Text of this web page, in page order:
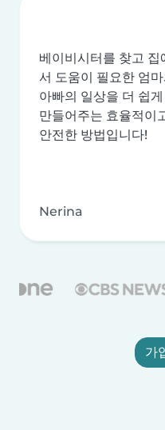
베이비시터를 찾고 집
서 도움이 필요한 엄
아빠의 일상을 더 쉽게
만들어주는 효율적이
안전한 방법입니다!
Nerina
가